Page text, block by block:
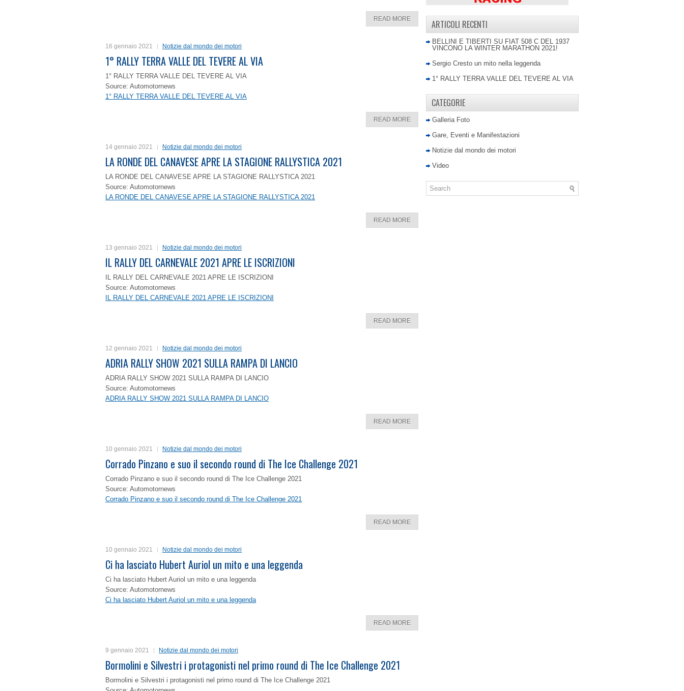
READ MORE
16 gennaio 2021 Notizie dal mondo dei motori
1° RALLY TERRA VALLE DEL TEVERE AL VIA
1° RALLY TERRA VALLE DEL TEVERE AL VIA
Source: Automotornews
1° RALLY TERRA VALLE DEL TEVERE AL VIA
READ MORE
14 gennaio 2021 Notizie dal mondo dei motori
LA RONDE DEL CANAVESE APRE LA STAGIONE RALLYSTICA 2021
LA RONDE DEL CANAVESE APRE LA STAGIONE RALLYSTICA 2021
Source: Automotornews
LA RONDE DEL CANAVESE APRE LA STAGIONE RALLYSTICA 2021
READ MORE
13 gennaio 2021 Notizie dal mondo dei motori
IL RALLY DEL CARNEVALE 2021 APRE LE ISCRIZIONI
IL RALLY DEL CARNEVALE 2021 APRE LE ISCRIZIONI
Source: Automotornews
IL RALLY DEL CARNEVALE 2021 APRE LE ISCRIZIONI
READ MORE
12 gennaio 2021 Notizie dal mondo dei motori
ADRIA RALLY SHOW 2021 SULLA RAMPA DI LANCIO
ADRIA RALLY SHOW 2021 SULLA RAMPA DI LANCIO
Source: Automotornews
ADRIA RALLY SHOW 2021 SULLA RAMPA DI LANCIO
READ MORE
10 gennaio 2021 Notizie dal mondo dei motori
Corrado Pinzano e suo il secondo round di The Ice Challenge 2021
Corrado Pinzano e suo il secondo round di The Ice Challenge 2021
Source: Automotornews
Corrado Pinzano e suo il secondo round di The Ice Challenge 2021
READ MORE
10 gennaio 2021 Notizie dal mondo dei motori
Ci ha lasciato Hubert Auriol un mito e una leggenda
Ci ha lasciato Hubert Auriol un mito e una leggenda
Source: Automotornews
Ci ha lasciato Hubert Auriol un mito e una leggenda
READ MORE
9 gennaio 2021 Notizie dal mondo dei motori
Bormolini e Silvestri i protagonisti nel primo round di The Ice Challenge 2021
Bormolini e Silvestri i protagonisti nel primo round di The Ice Challenge 2021
ARTICOLI RECENTI
BELLINI E TIBERTI SU FIAT 508 C DEL 1937
VINCONO LA WINTER MARATHON 2021!
Sergio Cresto un mito nella leggenda
1° RALLY TERRA VALLE DEL TEVERE AL VIA
CATEGORIE
Galleria Foto
Gare, Eventi e Manifestazioni
Notizie dal mondo dei motori
Video